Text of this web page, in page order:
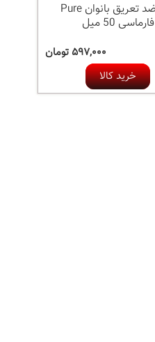
رول ضد تعریق بانوان Pure
فارماسی 50 میل
۵۹۷,۰۰۰ تومان
خرید کالا